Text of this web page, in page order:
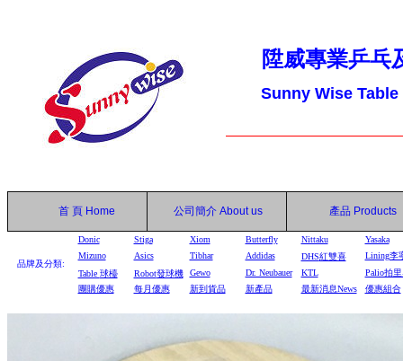
陞威專業乒乓
Sunny Wise
首 頁 Home 公司簡介 About us 產品 Products
品牌及分類:
Donic Stiga Xiom Butterfly Nittaku
Yasaka
Mizuno
Asics Tibhar Addidas DHS紅雙喜
Lining李
Table 球檯 Robot發球機 Gewo Dr. Neubauer KTL
Palio拍
團購優惠
每月優惠 新到貨品 新產品 最新消息News 優惠組合